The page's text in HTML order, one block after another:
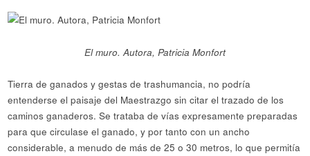
El muro. Autora, Patricia Monfort
Tierra de ganados y gestas de trashumancia, no podría
entenderse el paisaje del Maestrazgo sin citar el trazado de los
caminos ganaderos. Se trataba de vías expresamente preparadas
para que circulase el ganado, y por tanto con un ancho
considerable, a menudo de más de 25 o 30 metros, lo que permitía